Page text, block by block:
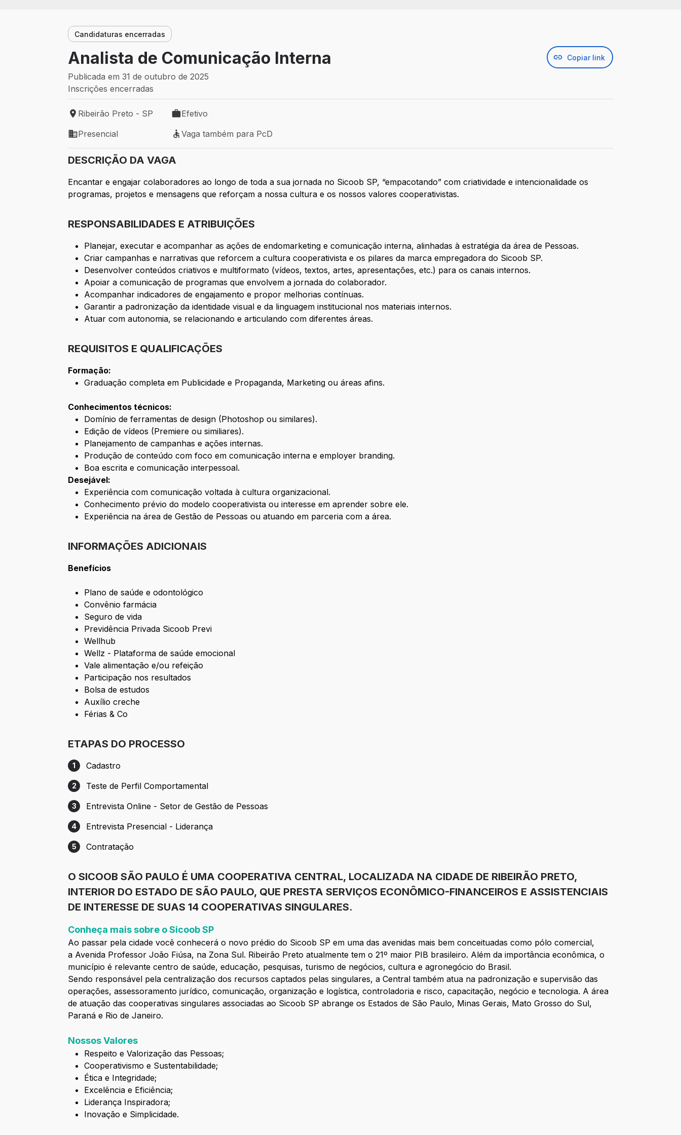
Candidaturas encerradas
Analista de Comunicação Interna Copiar link
Publicada em 31 de outubro de 2025
Inscrições encerradas
Local de trabalho: Ribeirão Preto - SP
Ribeirão Preto - SP
Tipo de vaga: Efetivo
Efetivo
Modelo de trabalho: Presencial
Presencial
Vaga também para PcD
Vaga também para PcD
DESCRIÇÃO DA VAGA
Encantar e engajar colaboradores ao longo de toda a sua jornada no Sicoob SP, “empacotando” com criatividade e intencionalidade os
programas, projetos e mensagens que reforçam a nossa cultura e os nossos valores cooperativistas.
RESPONSABILIDADES E ATRIBUIÇÕES
Planejar, executar e acompanhar as ações de endomarketing e comunicação interna, alinhadas à estratégia da área de Pessoas.
Criar campanhas e narrativas que reforcem a cultura cooperativista e os pilares da marca empregadora do Sicoob SP.
Desenvolver conteúdos criativos e multiformato (vídeos, textos, artes, apresentações, etc.) para os canais internos.
Apoiar a comunicação de programas que envolvem a jornada do colaborador.
Acompanhar indicadores de engajamento e propor melhorias contínuas.
Garantir a padronização da identidade visual e da linguagem institucional nos materiais internos.
Atuar com autonomia, se relacionando e articulando com diferentes áreas.
REQUISITOS E QUALIFICAÇÕES
Formação:
Graduação completa em Publicidade e Propaganda, Marketing ou áreas afins.
Conhecimentos técnicos:
Domínio de ferramentas de design (Photoshop ou similares).
Edição de vídeos (Premiere ou similiares).
Planejamento de campanhas e ações internas.
Produção de conteúdo com foco em comunicação interna e employer branding.
Boa escrita e comunicação interpessoal.
Desejável:
Experiência com comunicação voltada à cultura organizacional.
Conhecimento prévio do modelo cooperativista ou interesse em aprender sobre ele.
Experiência na área de Gestão de Pessoas ou atuando em parceria com a área.
INFORMAÇÕES ADICIONAIS
Benefícios
Plano de saúde e odontológico
Convênio farmácia
Seguro de vida
Previdência Privada Sicoob Previ
Wellhub
Wellz - Plataforma de saúde emocional
Vale alimentação e/ou refeição
Participação nos resultados
Bolsa de estudos
Auxílio creche
Férias & Co
ETAPAS DO PROCESSO
Etapa 1: Cadastro
1 Cadastro
Etapa 2: Teste de Perfil Comportamental
2 Teste de Perfil Comportamental
Etapa 3: Entrevista Online - Setor de Gestão de Pessoas
3 Entrevista Online - Setor de Gestão de Pessoas
Etapa 4: Entrevista Presencial - Liderança
4 Entrevista Presencial - Liderança
Etapa 5: Contratação
5 Contratação
O SICOOB SÃO PAULO É UMA COOPERATIVA CENTRAL, LOCALIZADA NA CIDADE DE RIBEIRÃO PRETO,
INTERIOR DO ESTADO DE SÃO PAULO, QUE PRESTA SERVIÇOS ECONÔMICO-FINANCEIROS E ASSISTENCIAIS
DE INTERESSE DE SUAS 14 COOPERATIVAS SINGULARES.
Conheça mais sobre o Sicoob SP
Ao passar pela cidade você conhecerá o novo prédio do Sicoob SP em uma das avenidas mais bem conceituadas como pólo comercial,
a Avenida Professor João Fiúsa, na Zona Sul. Ribeirão Preto atualmente tem o 21º maior PIB brasileiro. Além da importância econômica, o
município é relevante centro de saúde, educação, pesquisas, turismo de negócios, cultura e agronegócio do Brasil.
Sendo responsável pela centralização dos recursos captados pelas singulares, a Central também atua na padronização e supervisão das
operações, assessoramento jurídico, comunicação, organização e logística, controladoria e risco, capacitação, negócio e tecnologia. A área
de atuação das cooperativas singulares associadas ao Sicoob SP abrange os Estados de São Paulo, Minas Gerais, Mato Grosso do Sul,
Paraná e Rio de Janeiro.
Nossos Valores
Respeito e Valorização das Pessoas;
Cooperativismo e Sustentabilidade;
Ética e Integridade;
Excelência e Eficiência;
Liderança Inspiradora;
Inovação e Simplicidade.